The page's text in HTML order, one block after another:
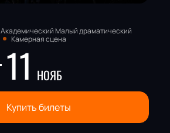
Академический Малый драматический
Камерная сцена
11 НОЯБ
Купить билеты